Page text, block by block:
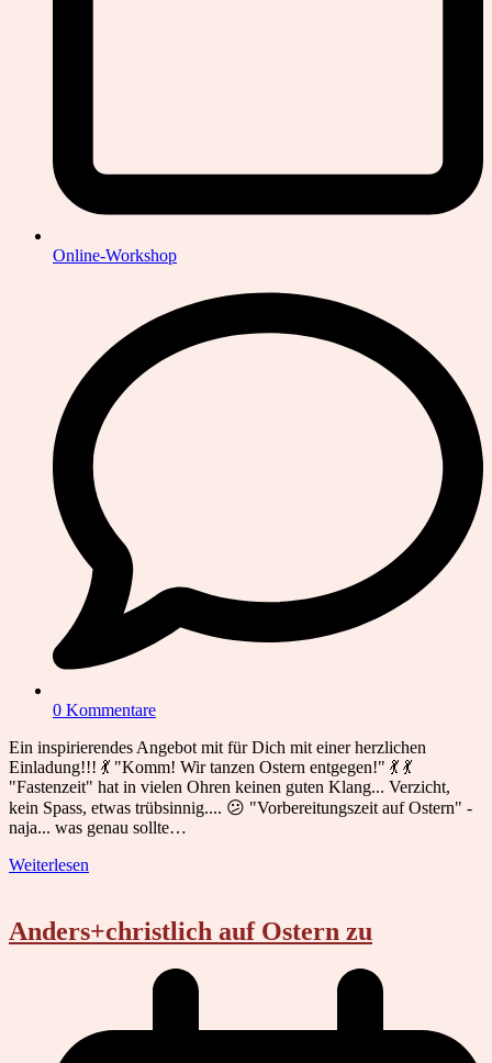
Online-Workshop
0 Kommentare
Ein inspirierendes Angebot mit für Dich mit einer herzlichen
Einladung!!! 💃 "Komm! Wir tanzen Ostern entgegen!" 💃 💃
"Fastenzeit" hat in vielen Ohren keinen guten Klang... Verzicht,
kein Spass, etwas trübsinnig.... 😕 "Vorbereitungszeit auf Ostern" -
naja... was genau sollte…
Weiterlesen
Anders+christlich auf Ostern zu